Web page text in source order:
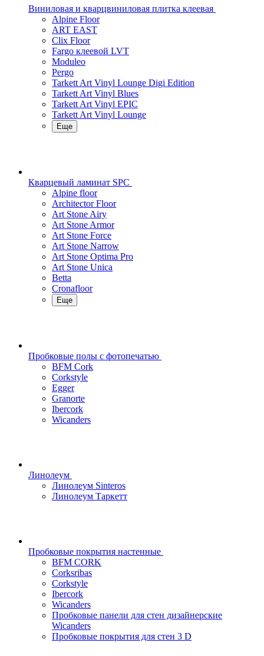
Виниловая и кварцвиниловая плитка клеевая
Alpine Floor
ART EAST
Clix Floor
Fargo клеевой LVT
Moduleo
Pergo
Tarkett Art Vinyl Lounge Digi Edition
Tarkett Art Vinyl Blues
Tarkett Art Vinyl EPIC
Tarkett Art Vinyl Lounge
Еще
Кварцевый ламинат SPC
Alpine floor
Architector Floor
Art Stone Airy
Art Stone Armor
Art Stone Force
Art Stone Narrow
Art Stone Optima Pro
Art Stone Unica
Betta
Cronafloor
Еще
Пробковые полы с фотопечатью
BFM Cork
Corkstyle
Egger
Granorte
Ibercork
Wicanders
Линолеум
Линолеум Sinteros
Линолеум Таркетт
Пробковые покрытия настенные
BFM CORK
Corksribas
Corkstyle
Ibercork
Wicanders
Пробковые панели для стен дизайнерские
Wicanders
Пробковые покрытия для стен 3 D